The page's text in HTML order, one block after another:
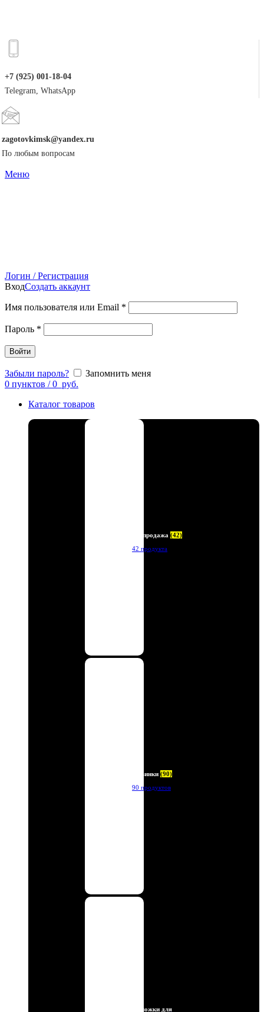
+7 (925) 001-18-04
Telegram, WhatsApp
zagotovkimsk@yandex.ru
По любым вопросам
Меню
Логин / Регистрация
ВходСоздать аккаунт
Имя пользователя или Email *
Пароль *
Войти
Забыли пароль?
Запомнить меня
0 пунктов / 0 руб.
Каталог товаров
Распродажа (42)
42 продукта
Новинки (90)
90 продуктов
Обложки для